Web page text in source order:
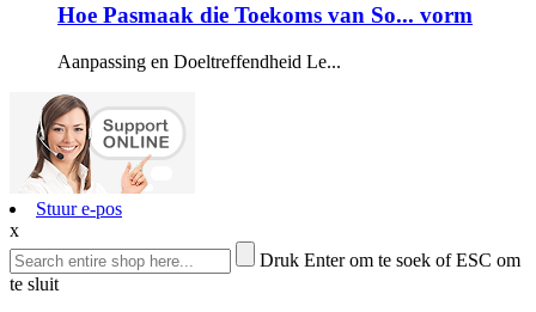
Hoe Pasmaak die Toekoms van So... vorm
Aanpassing en Doeltreffendheid Le...
Stuur e-pos
x
Druk Enter om te soek of ESC om
te sluit